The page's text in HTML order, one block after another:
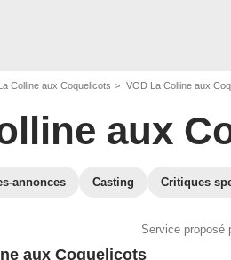
Colline aux Coquelicots VOD La Colline aux
aux
annonces Casting Critiques
Service proposé
aux Coquelicots